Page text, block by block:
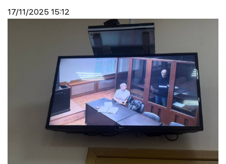
17/11/2025 15:12